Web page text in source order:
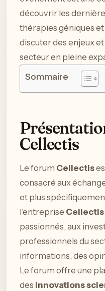
découvrir les
thérapies géniques
discuter des enjeux
secteur en pleine
Sommaire
Cellectis
Le forum Cellectis
consacré aux
et plus
l’entreprise Cellectis
passionnés, aux
professionnels du
informations, des
Le forum offre une
des innovations